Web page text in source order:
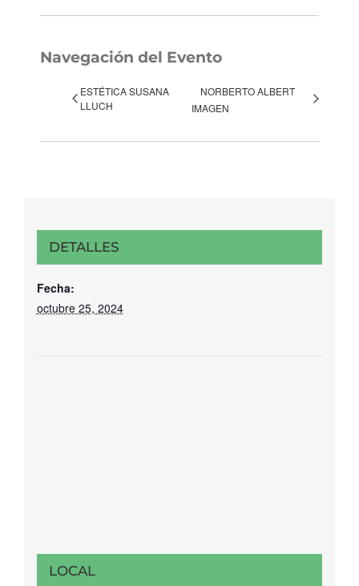
Navegación del Evento
ESTÉTICA SUSANA
LLUCH
NORBERTO ALBERT
IMAGEN
DETALLES
Fecha:
octubre 25, 2024
LOCAL